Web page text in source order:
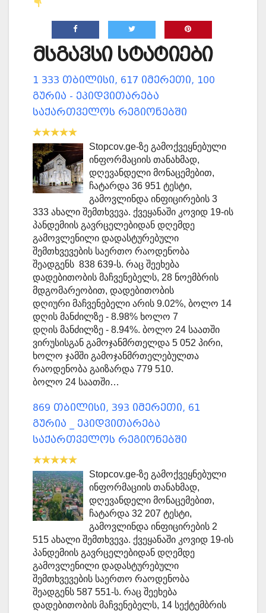
მსგავსი სტატიები
1 333 თბილისი, 617 იმერეთი, 100
გურია - ეპიდვითარება
საქართველოს რეგიონებში
Stopcov.ge-ზე გამოქვეყნებული
ინფორმაციის თანახმად,
დღევანდელი მონაცემებით,
ჩატარდა 36 951 ტესტი,
გამოვლინდა ინფიცირების 3
333 ახალი შემთხვევა. ქვეყანაში კოვიდ 19-ის
პანდემიის გავრცელებიდან დღემდე
გამოვლენილი დადასტურებული
შემთხვევების საერთო რაოდენობა
შეადგენს 838 639-ს. რაც შეეხება
დადებითობის მაჩვენებელს, 28 ნოემბრის
მდგომარეობით, დადებითობის
დღიური მაჩვენებელი არის 9.02%, ბოლო 14
დღის მანძილზე - 8.98% ხოლო 7
დღის მანძილზე - 8.94%. ბოლო 24 საათში
ვირუსისგან გამოჯანმრთელდა 5 052 პირი,
ხოლო ჯამში გამოჯანმრთელებულთა
რაოდენობა გაიზარდა 779 510.
ბოლო 24 საათში…
869 თბილისი, 393 იმერეთი, 61
გურია _ ეპიდვითარება
საქართველოს რეგიონებში
Stopcov.ge-ზე გამოქვეყნებული
ინფორმაციის თანახმად,
დღევანდელი მონაცემებით,
ჩატარდა 32 207 ტესტი,
გამოვლინდა ინფიცირების 2
515 ახალი შემთხვევა. ქვეყანაში კოვიდ 19-ის
პანდემიის გავრცელებიდან დღემდე
გამოვლენილი დადასტურებული
შემთხვევების საერთო რაოდენობა
შეადგენს 587 551-ს. რაც შეეხება
დადებითობის მაჩვენებელს, 14 სექტემბრის